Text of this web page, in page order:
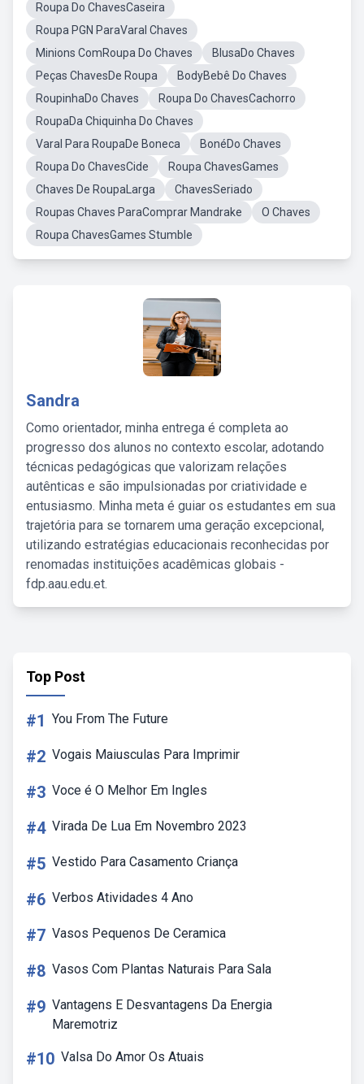
Roupa Do ChavesCaseira
Roupa PGN ParaVaral Chaves
Minions ComRoupa Do Chaves
BlusaDo Chaves
Peças ChavesDe Roupa
BodyBebê Do Chaves
RoupinhaDo Chaves
Roupa Do ChavesCachorro
RoupaDa Chiquinha Do Chaves
Varal Para RoupaDe Boneca
BonéDo Chaves
Roupa Do ChavesCide
Roupa ChavesGames
Chaves De RoupaLarga
ChavesSeriado
Roupas Chaves ParaComprar Mandrake
O Chaves
Roupa ChavesGames Stumble
Sandra
Como orientador, minha entrega é completa ao
progresso dos alunos no contexto escolar, adotando
técnicas pedagógicas que valorizam relações
autênticas e são impulsionadas por criatividade e
entusiasmo. Minha meta é guiar os estudantes em sua
trajetória para se tornarem uma geração excepcional,
utilizando estratégias educacionais reconhecidas por
renomadas instituições acadêmicas globais -
fdp.aau.edu.et.
Top Post
#1 You From The Future
#2 Vogais Maiusculas Para Imprimir
#3 Voce é O Melhor Em Ingles
#4 Virada De Lua Em Novembro 2023
#5 Vestido Para Casamento Criança
#6 Verbos Atividades 4 Ano
#7 Vasos Pequenos De Ceramica
#8 Vasos Com Plantas Naturais Para Sala
#9 Vantagens E Desvantagens Da Energia
Maremotriz
#10 Valsa Do Amor Os Atuais